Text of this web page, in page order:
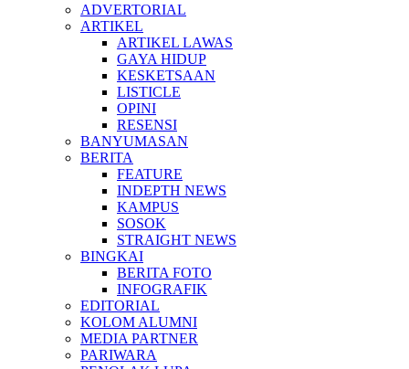
ADVERTORIAL
ARTIKEL
ARTIKEL LAWAS
GAYA HIDUP
KESKETSAAN
LISTICLE
OPINI
RESENSI
BANYUMASAN
BERITA
FEATURE
INDEPTH NEWS
KAMPUS
SOSOK
STRAIGHT NEWS
BINGKAI
BERITA FOTO
INFOGRAFIK
EDITORIAL
KOLOM ALUMNI
MEDIA PARTNER
PARIWARA